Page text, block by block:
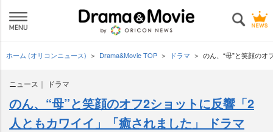
ホーム (オリコンニュース) Drama&Movie TOP ドラマ のん、“母”と笑顔の
ニュース ドラマ
のん、“母”と笑顔のオフ2ショットに反響「2
人ともカワイイ」「癒されました」 ドラマ